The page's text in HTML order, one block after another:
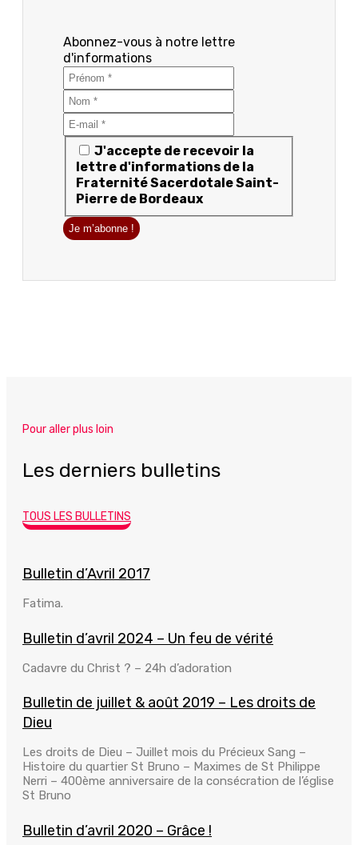
Abonnez-vous à notre lettre
d'informations
J'accepte de recevoir la
lettre d'informations de la
Fraternité Sacerdotale Saint-
Pierre de Bordeaux
Pour aller plus loin
Les derniers bulletins
TOUS LES BULLETINS
Bulletin d’Avril 2017
Fatima.
Bulletin d’avril 2024 – Un feu de vérité
Cadavre du Christ ? – 24h d’adoration
Bulletin de juillet & août 2019 – Les droits de
Dieu
Les droits de Dieu – Juillet mois du Précieux Sang –
Histoire du quartier St Bruno – Maximes de St Philippe
Nerri – 400ème anniversaire de la consécration de l’église
St Bruno
Bulletin d’avril 2020 – Grâce !